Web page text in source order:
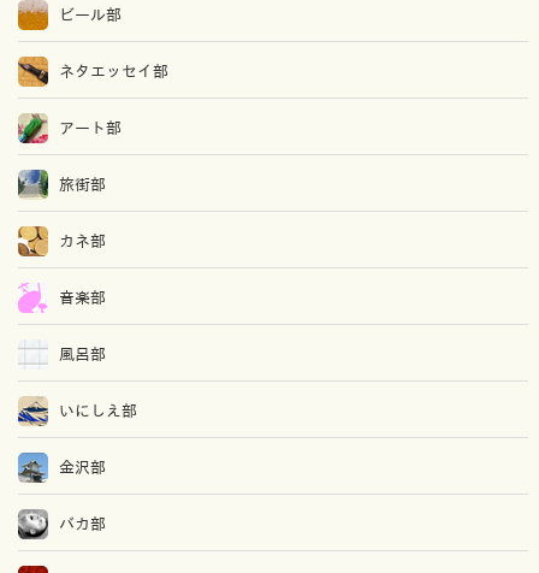
ビール部
ネタエッセイ部
アート部
旅街部
カネ部
音楽部
風呂部
いにしえ部
金沢部
バカ部